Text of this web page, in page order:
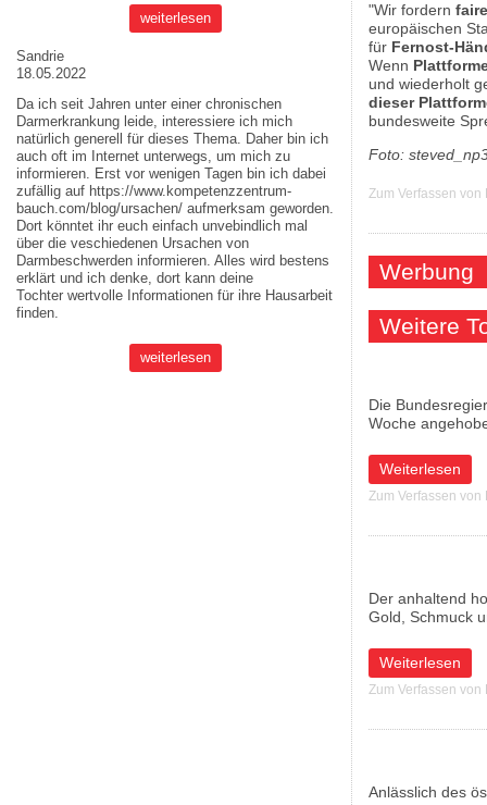
weiterlesen
Sandrie
18.05.2022
Da ich seit Jahren unter einer chronischen
Darmerkrankung leide, interessiere ich mich
natürlich generell für dieses Thema. Daher bin ich
auch oft im Internet unterwegs, um mich zu
informieren. Erst vor wenigen Tagen bin ich dabei
zufällig auf https://www.kompetenzzentrum-
bauch.com/blog/ursachen/ aufmerksam geworden.
Dort könntet ihr euch einfach unvebindlich mal
über die veschiedenen Ursachen von
Darmbeschwerden informieren. Alles wird bestens
erklärt und ich denke, dort kann deine
Tochter wertvolle Informationen für ihre Hausarbeit
finden.
weiterlesen
"Wir fordern
europäischen
für Fernost-
Wenn
und wiederholt
dieser
bundesweite
Foto:
Zum Verfassen
Werbung
Weitere
Die
Woche
Weiterlesen
über
Zum Verfassen
Der anhaltend
Gold, Schmuck
Weiterlesen
über Warnung
Zum Verfassen
Anlässlich des